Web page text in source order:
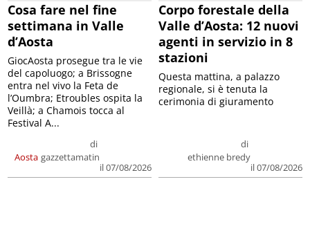
Cosa fare nel fine
settimana in Valle
d’Aosta
Aosta
di
gazzettamatin
il 07/08/2026
GiocAosta prosegue tra le vie
del capoluogo; a Brissogne
entra nel vivo la Feta de
l’Oumbra; Etroubles ospita la
Veillà; a Chamois tocca al
Festival A...
Corpo forestale della
Valle d’Aosta: 12 nuovi
agenti in servizio in 8
stazioni
di
ethienne bredy
il 07/08/2026
Questa mattina, a palazzo
regionale, si è tenuta la
cerimonia di giuramento